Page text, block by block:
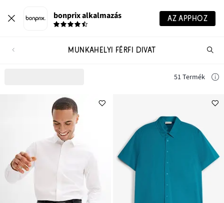
bonprix alkalmazás AZ APPHOZ
MUNKAHELYI FÉRFI DIVAT
51 Termék